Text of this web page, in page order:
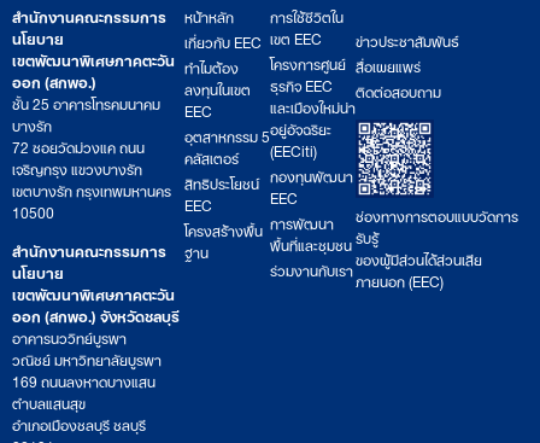
สำนักงานคณะกรรมการ
นโยบาย
เขตพัฒนาพิเศษภาคตะวัน
ออก (สกพอ.)
ชั้น 25 อาคารโทรคมนาคม
บางรัก
72 ซอยวัดม่วงแค ถนน
เจริญกรุง แขวงบางรัก
เขตบางรัก กรุงเทพมหานคร
10500
สำนักงานคณะกรรมการ
นโยบาย
เขตพัฒนาพิเศษภาคตะวัน
ออก (สกพอ.) จังหวัดชลบุรี
อาคารนววิทย์บูรพา
วณิชย์ มหาวิทยาลัยบูรพา
169 ถนนลงหาดบางแสน
ตำบลแสนสุข
อำเภอเมืองชลบุรี ชลบุรี
หน้าหลัก
เกี่ยวกับ EEC
ทำไมต้อง
ลงทุนในเขต
EEC
อุตสาหกรรม 5
คลัสเตอร์
สิทธิประโยชน์
EEC
โครงสร้างพื้น
ฐาน
การใช้ชีวิตใน
เขต EEC
โครงการศูนย์
ธุรกิจ EEC
และเมืองใหม่น่า
อยู่อัจฉริยะ
(EECiti)
กองทุนพัฒนา
EEC
การพัฒนา
พื้นที่และชุมชน
ร่วมงานกับเรา
ข่าวประชาสัมพันธ์
สื่อเผยแพร่
ติดต่อสอบถาม
ช่องทางการตอบแบบวัดการ
รับรู้
ของผู้มีส่วนได้ส่วนเสีย
ภายนอก (EEC)